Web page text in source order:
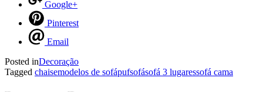
Google+
Pinterest
Email
Posted inDecoração
Tagged chaisemodelos de sofápufsofásofá 3 lugaressofá cama